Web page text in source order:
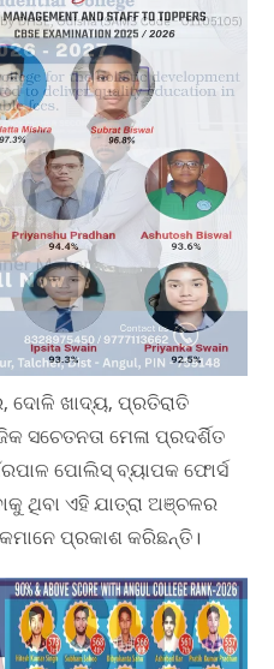
ଦୋଳି ଖାଦ୍ୟ, ପ୍ରତିରାତି
ସଚେତନତା ମେଳା ପ୍ରଦର୍ଶିତ
ପୋଲିସ୍ ବ୍ୟାପକ ଫୋର୍ସ
ଥିବା ଏହି ଯାତ୍ରା ଅଞ୍ଚଳର
ପ୍ରକାଶ କରିଛନ୍ତି।